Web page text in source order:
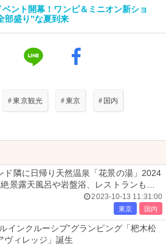
ベント開幕！ワンピ＆ミニオン新ショ
部盛り”な夏到来
# 東京観光 #東京 # 国内
ド隣に日帰り天然温泉「花景の湯」2024
景露天風呂や岩盤浴、レストランも出
2023-10-13 11:31:00
東京 国内
インクルーシブ”グランピング「杷木松
ヴィレッジ」誕生